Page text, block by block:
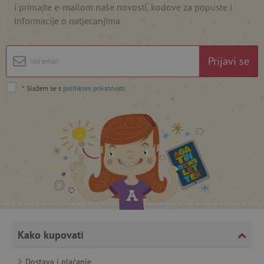
i primajte e-mailom naše novosti, kodove za popuste i
informacije o natjecanjima
Prijavi se
* Slažem se s politikom privatnosti
Kako kupovati
Dostava i plaćanje
www.agatinsvijet.hr
Googleovu politiku privatnosti